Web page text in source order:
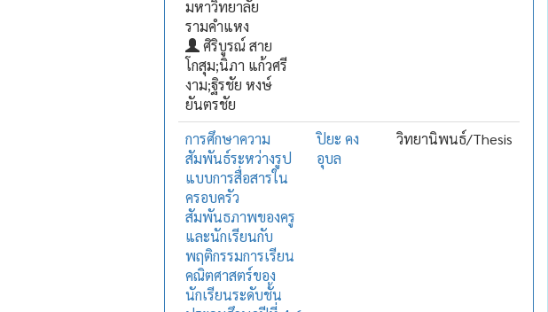
มหาวิทยาลัย
รามคำแหง
ศิริบูรณ์ สาย
โกสุม;นิภา แก้วศรี
งาม;ฐิรชัย หงษ์
ยันตรชัย
การศึกษาความ
สัมพันธ์ระหว่างรูป
แบบการสื่อสารใน
ครอบครัว
สัมพันธภาพของครู
และนักเรียนกับ
พฤติกรรมการเรียน
คณิตศาสตร์ของ
นักเรียนระดับชั้น
ปิยะ คง
อุบล
วิทยานิพนธ์/Thesis